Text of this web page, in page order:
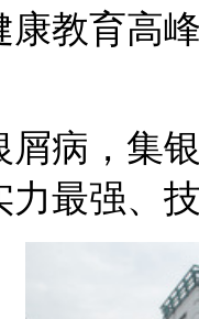
康教育高
屑病，集
最强、